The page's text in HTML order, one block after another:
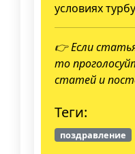
условиях
👉 Если
то
статей и
Теги:
поздравление